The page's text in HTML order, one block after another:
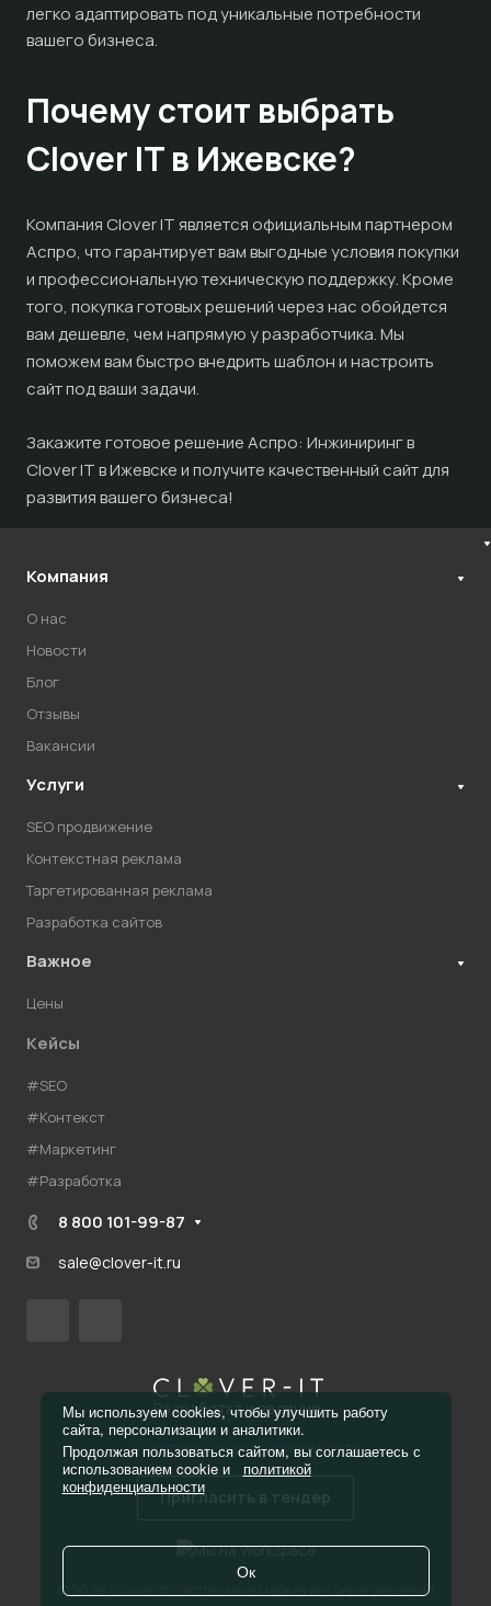
легко адаптировать под уникальные потребности
вашего бизнеса.
Почему стоит выбрать
Clover IT в Ижевске?
Компания Clover IT является официальным партнером
Аспро, что гарантирует вам выгодные условия покупки
и профессиональную техническую поддержку. Кроме
того, покупка готовых решений через нас обойдется
вам дешевле, чем напрямую у разработчика. Мы
поможем вам быстро внедрить шаблон и настроить
сайт под ваши задачи.
Закажите готовое решение Аспро: Инжиниринг в
Clover IT в Ижевске и получите качественный сайт для
развития вашего бизнеса!
Компания
О нас
Новости
Блог
Отзывы
Вакансии
Услуги
SEO продвижение
Контекстная реклама
Таргетированная реклама
Разработка сайтов
Важное
Цены
Кейсы
#SEO
#Контекст
#Маркетинг
#Разработка
8 800 101-99-87
sale@clover-it.ru
© 2026 Clover-it - Успешные маркетинговые решения
Пригласить в тендер
Политика конфиденциальности
Разработка и ведение
Мы используем cookies, чтобы улучшить работу
сайта, персонализации и аналитики.
Продолжая пользоваться сайтом, вы соглашаетесь с
использованием cookie и
политикой
конфиденциальности
Ок